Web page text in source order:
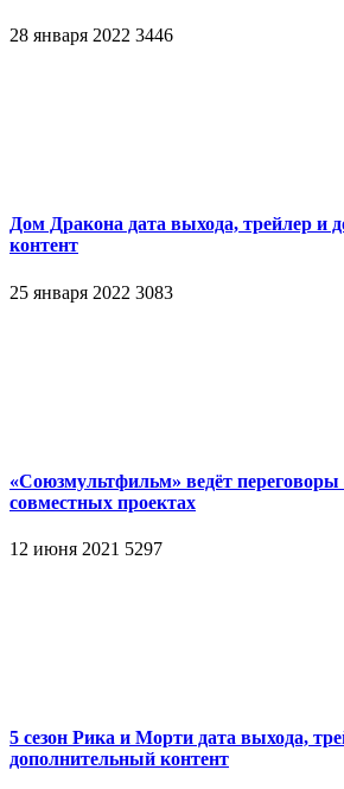
28 января 2022 3446
Дом Дракона дата выхода, трейлер и
контент
25 января 2022 3083
«Союзмультфильм» ведёт переговоры
совместных проектах
12 июня 2021 5297
5 сезон Рика и Морти дата выхода,
дополнительный контент